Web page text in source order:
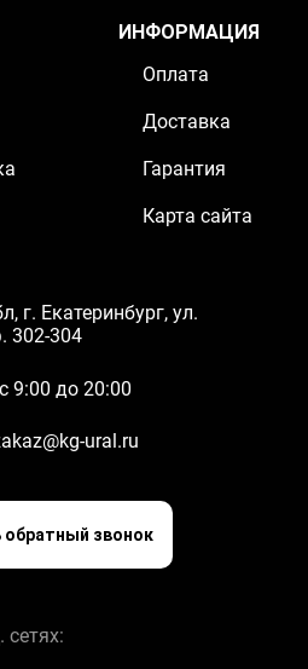
ИНФОРМАЦИЯ
Оплата
Доставка
Гарантия
Карта сайта
г. Екатеринбург, ул.
302-304
c 9:00 до 20:00
ural.ru
обратный звонок